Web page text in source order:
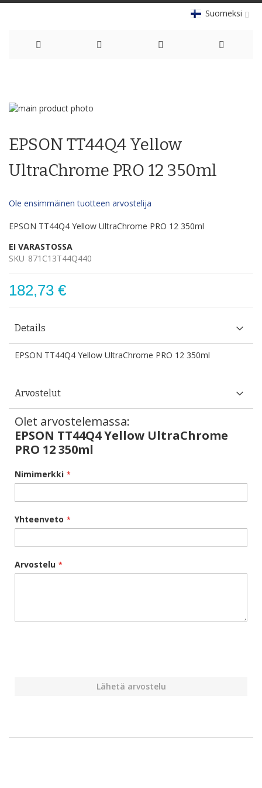
Suomeksi
Content
Skip
end
the
images
the
of
the
gallery
EPSON TT44Q4 Yellow
UltraChrome PRO 12 350ml
Ole ensimmäinen tuotteen arvostelija
EPSON TT44Q4 Yellow UltraChrome PRO 12 350ml
EI VARASTOSSA
SKU 871C13T44Q440
182,73 €
Details
EPSON TT44Q4 Yellow UltraChrome PRO 12 350ml
Arvostelut
Olet arvostelemassa:
EPSON TT44Q4 Yellow UltraChrome
PRO 12 350ml
Nimimerkki
Yhteenveto
Arvostelu
Lähetä arvostelu